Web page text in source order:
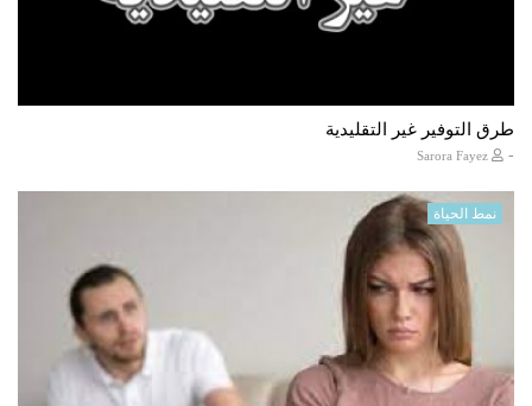
طرق التوفير غير التقليدية
-
نمط الحياة